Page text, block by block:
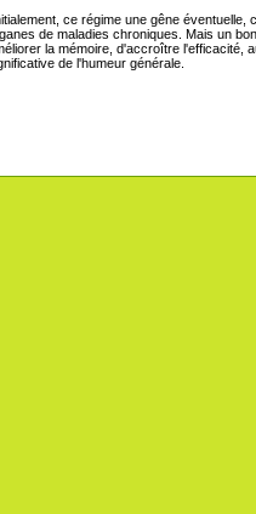
ce régime une gêne
de maladies chroniques. Mais un
la mémoire, d'accroître l'efficacité,
de l'humeur générale.